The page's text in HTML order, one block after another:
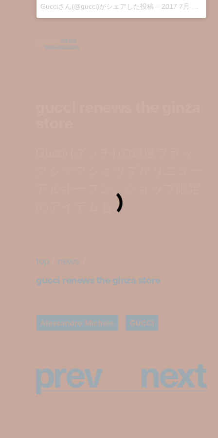
Gucciさん(@gucci)がシェアした投稿 – 2017 7月 20 4:05午前 PDT
@gucci
HP:www.gucci.com
アルオープン、ショップ限定
top news
gucci renews the ginza store
Alessandro Michele GUCCI
prev next